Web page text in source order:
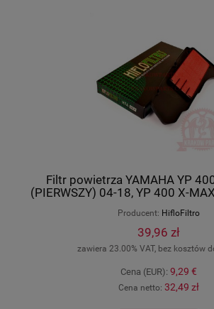
Filtr powietrza YAMAHA YP
(PIERWSZY) 04-18, YP 400 X-
Producent: HifloFiltro
39,96 zł
zawiera 23.00% VAT, bez kosztów
Cena (EUR): 9,29 €
Cena netto: 32,49 zł